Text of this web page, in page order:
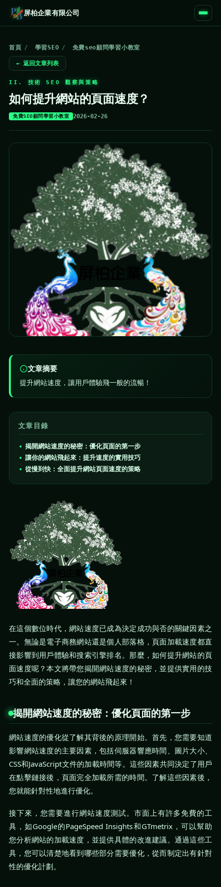
屏柏企業有限公司
首頁 / 學習SEO / 免費seo顧問學習小教室
← 返回文章列表
II. 技術 SEO 觀察與策略
如何提升網站的頁面速度？
免費SEO顧問學習小教室 2026-02-26
文章摘要
提升網站速度，讓用戶體驗飛一般的流暢！
文章目錄
揭開網站速度的秘密：優化頁面的第一步
讓你的網站飛起來：提升速度的實用技巧
從慢到快：全面提升網站頁面速度的策略
在這個數位時代，網站速度已成為決定成功與否的關鍵因素之
一。無論是電子商務網站還是個人部落格，頁面加載速度都直
接影響到用戶體驗和搜索引擎排名。那麼，如何提升網站的頁
面速度呢？本文將帶您揭開網站速度的秘密，並提供實用的技
巧和全面的策略，讓您的網站飛起來！
揭開網站速度的秘密：優化頁面的第一步
網站速度的優化從了解其背後的原理開始。首先，您需要知道
影響網站速度的主要因素，包括伺服器響應時間、圖片大小、
CSS和JavaScript文件的加載時間等。這些因素共同決定了用戶
在點擊鏈接後，頁面完全加載所需的時間。了解這些因素後，
您就能針對性地進行優化。
接下來，您需要進行網站速度測試。市面上有許多免費的工
具，如Google的PageSpeed Insights和GTmetrix，可以幫助
您分析網站的加載速度，並提供具體的改進建議。通過這些工
具，您可以清楚地看到哪些部分需要優化，從而制定出有針對
性的優化計劃。